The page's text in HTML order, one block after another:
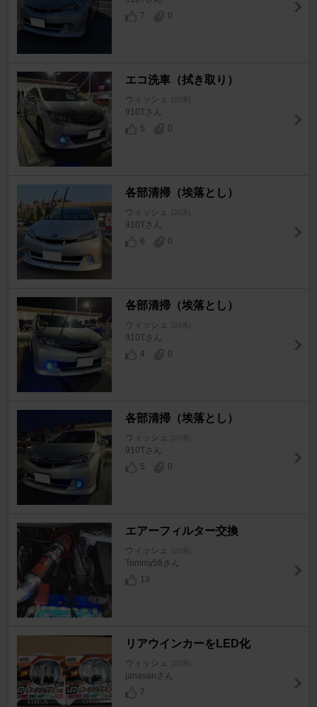
7
0
エコ洗車（拭き取り）
ウィッシュ [20系]
910Tさん
5
0
各部清掃（埃落とし）
ウィッシュ [20系]
910Tさん
6
0
各部清掃（埃落とし）
ウィッシュ [20系]
910Tさん
4
0
各部清掃（埃落とし）
ウィッシュ [20系]
910Tさん
5
0
エアーフィルター交換
ウィッシュ [20系]
Tommy58さん
13
リアウインカーをLED化
ウィッシュ [20系]
janasanさん
7